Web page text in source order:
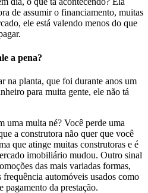
de assumir o financiamento, muitas
ele está valendo menos do que
a pena?
na planta, que foi durante anos um
para muita gente, ele não tá
uma multa né? Você perde uma
a construtora não quer que você
que atinge muitas construtoras e é
imobiliário mudou. Outro sinal
das mais variadas formas,
automóveis usados como
pagamento da prestação.